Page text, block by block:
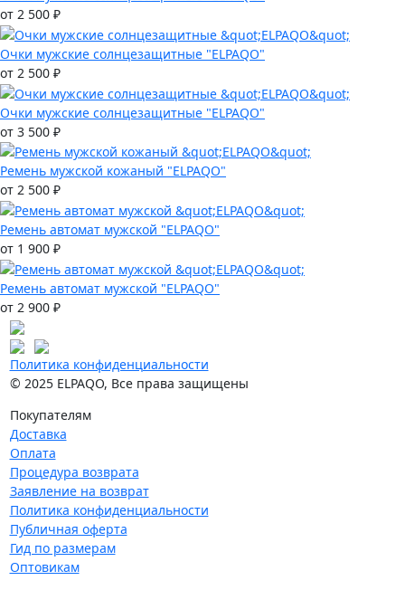
от 2 500 ₽
Очки мужские солнцезащитные "ELPAQO"
от 2 500 ₽
Очки мужские солнцезащитные "ELPAQO"
от 3 500 ₽
Ремень мужской кожаный "ELPAQO"
от 2 500 ₽
Ремень автомат мужской "ELPAQO"
от 1 900 ₽
Ремень автомат мужской "ELPAQO"
от 2 900 ₽
Политика конфиденциальности
© 2025 ELPAQO, Все права защищены
Покупателям
Доставка
Оплата
Процедура возврата
Заявление на возврат
Политика конфиденциальности
Публичная оферта
Гид по размерам
Оптовикам